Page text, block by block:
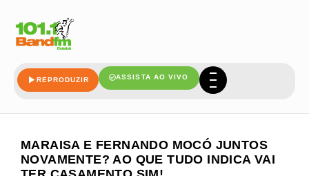
REPRODUZIR ASSISTA AO VIVO
MARAISA E FERNANDO MOCÓ JUNTOS
NOVAMENTE? AO QUE TUDO INDICA VAI